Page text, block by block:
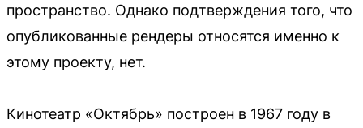
пространство. Однако подтверждения того, что
опубликованные рендеры относятся именно к
этому проекту, нет.
Кинотеатр «Октябрь» построен в 1967 году в